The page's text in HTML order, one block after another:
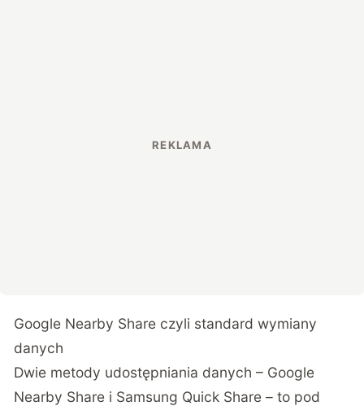
Google Nearby Share czyli standard wymiany
danych
Dwie metody udostępniania danych – Google
Nearby Share i Samsung Quick Share – to pod